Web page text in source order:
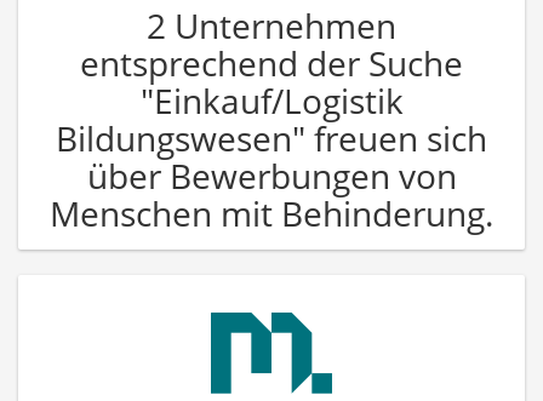
2 Unternehmen
entsprechend der Suche
"Einkauf/Logistik
Bildungswesen" freuen sich
über Bewerbungen von
Menschen mit Behinderung.